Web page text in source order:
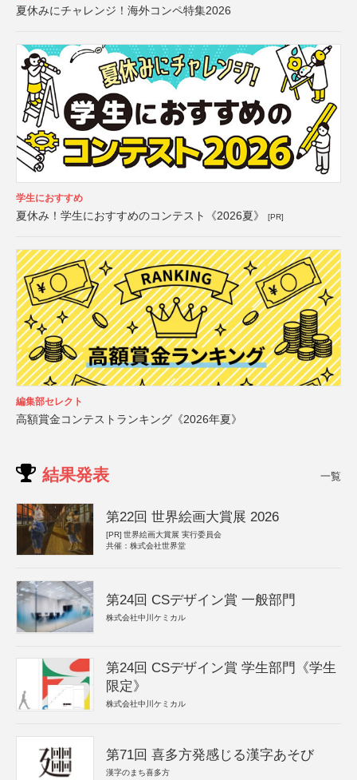
夏休みにチャレンジ！海外コンペ特集2026
学生におすすめ
夏休み！学生におすすめのコンテスト《2026夏》 [PR]
編集部セレクト
高額賞金コンテストランキング《2026年夏》
結果発表 一覧
第22回 世界絵画大賞展 2026
[PR] 世界絵画大賞展 実行委員会
共催：株式会社世界堂
第24回 CSデザイン賞 一般部門
株式会社中川ケミカル
第24回 CSデザイン賞 学生部門《学生
限定》
株式会社中川ケミカル
第71回 喜多方発感じる漢字あそび
漢字のまち喜多方